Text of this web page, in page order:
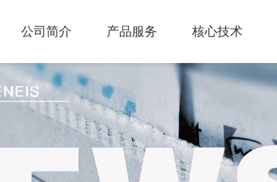
公司简介 产品服务 核心技术